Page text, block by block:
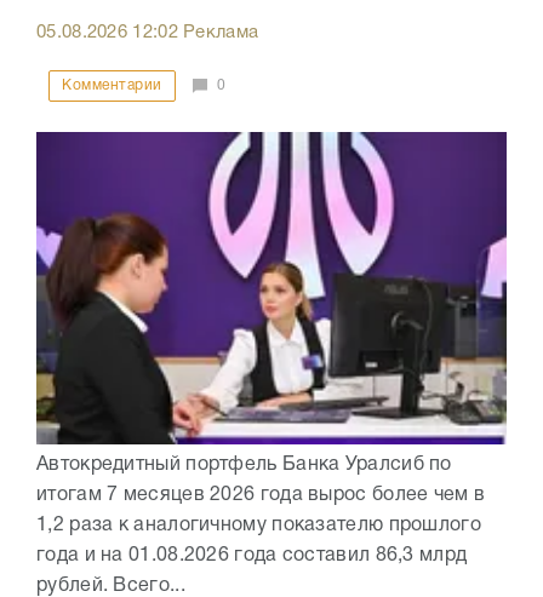
05.08.2026 12:02Реклама
Комментарии 0
Автокредитный портфель Банка Уралсиб по
итогам 7 месяцев 2026 года вырос более чем в
1,2 раза к аналогичному показателю прошлого
года и на 01.08.2026 года составил 86,3 млрд
рублей. Всего...